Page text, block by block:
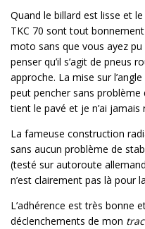
Quand le billard est lisse et
TKC 70 sont tout
moto sans que vous ayez
penser qu’il s’agit de pneus
approche. La mise sur
peut pencher sans
tient le pavé et je n’ai
La fameuse construction
sans aucun problème de
(testé sur autoroute
n’est clairement pas là pour
L’adhérence est très bonne
déclenchements de mon